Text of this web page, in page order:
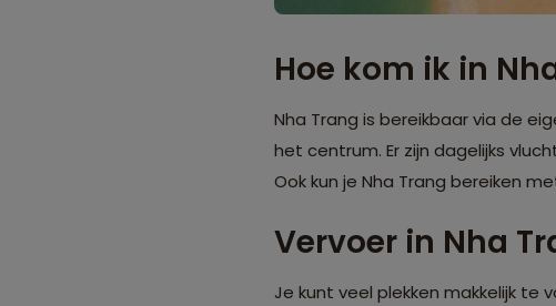
Hoe kom ik in
Nha Trang is bereikbaar via de
het centrum. Er zijn dagelijks
Ook kun je Nha Trang bereiken
Vervoer in Nha
Je kunt veel plekken makkelijk te